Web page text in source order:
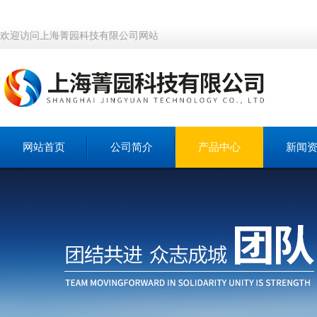
欢迎访问上海菁园科技有限公司网站
网站首页 公司简介 产品中心 新闻